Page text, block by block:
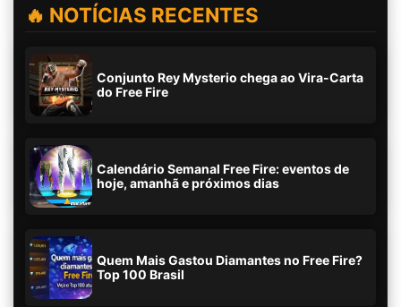
🔥 NOTÍCIAS RECENTES
Conjunto Rey Mysterio chega ao Vira-Carta
do Free Fire
Calendário Semanal Free Fire: eventos de
hoje, amanhã e próximos dias
Quem Mais Gastou Diamantes no Free Fire?
Top 100 Brasil